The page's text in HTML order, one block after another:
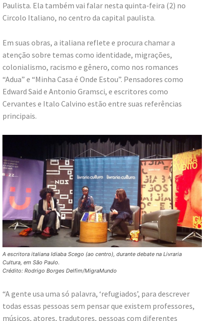
Paulista. Ela também vai falar nesta quinta-feira (2) no
Circolo Italiano, no centro da capital paulista.
Em suas obras, a italiana reflete e procura chamar a
atenção sobre temas como identidade, migrações,
colonialismo, racismo e gênero, como nos romances
“Adua” e “Minha Casa é Onde Estou”. Pensadores como
Edward Said e Antonio Gramsci, e escritores como
Cervantes e Italo Calvino estão entre suas referências
principais.
A escritora italiana Idiaba Scego (ao centro), durante debate na Livraria
Cultura, em São Paulo.
Crédito: Rodrigo Borges Delfim/MigraMundo
“A gente usa uma só palavra, ‘refugiados’, para descrever
todas essas pessoas sem pensar que existem professores,
músicos, atores, tradutores, pessoas com diferentes